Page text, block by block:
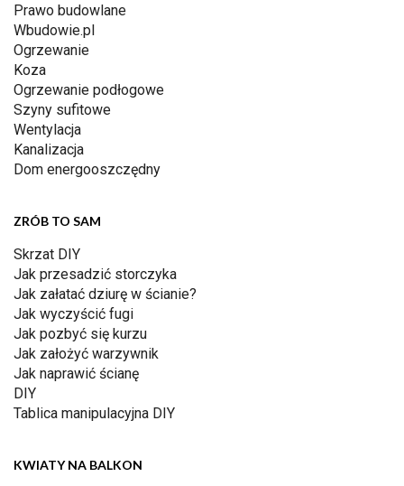
Prawo budowlane
Wbudowie.pl
Ogrzewanie
Koza
Ogrzewanie podłogowe
Szyny sufitowe
Wentylacja
Kanalizacja
Dom energooszczędny
ZRÓB TO SAM
Skrzat DIY
Jak przesadzić storczyka
Jak załatać dziurę w ścianie?
Jak wyczyścić fugi
Jak pozbyć się kurzu
Jak założyć warzywnik
Jak naprawić ścianę
DIY
Tablica manipulacyjna DIY
KWIATY NA BALKON